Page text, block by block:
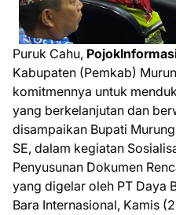
Puruk Cahu,
Kabupaten (Pemkab)
komitmennya untuk
yang berkelanjutan dan
disampaikan Bupati
SE, dalam kegiatan
Penyusunan Dokumen
yang digelar oleh PT Daya
Bara Internasional, Kamis